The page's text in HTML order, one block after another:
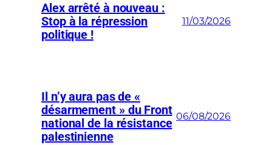
Alex arrêté à nouveau :
Stop à la répression
politique !
11/03/2026
Il n’y aura pas de «
désarmement » du Front
national de la résistance
palestinienne
06/08/2026